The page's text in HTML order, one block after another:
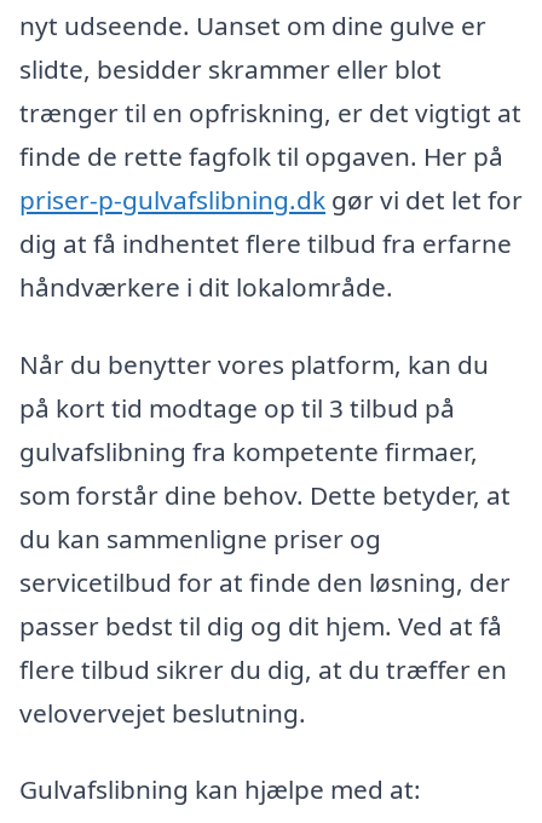
nyt udseende. Uanset om dine gulve er
slidte, besidder skrammer eller blot
trænger til en opfriskning, er det vigtigt at
finde de rette fagfolk til opgaven. Her på
priser-p-gulvafslibning.dk gør vi det let for
dig at få indhentet flere tilbud fra erfarne
håndværkere i dit lokalområde.
Når du benytter vores platform, kan du
på kort tid modtage op til 3 tilbud på
gulvafslibning fra kompetente firmaer,
som forstår dine behov. Dette betyder, at
du kan sammenligne priser og
servicetilbud for at finde den løsning, der
passer bedst til dig og dit hjem. Ved at få
flere tilbud sikrer du dig, at du træffer en
velovervejet beslutning.
Gulvafslibning kan hjælpe med at: